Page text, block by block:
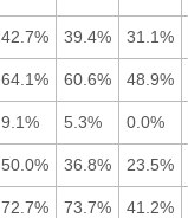
42.7% 39.4% 31.1%
64.1% 60.6% 48.9%
9.1% 5.3% 0.0%
50.0% 36.8% 23.5%
72.7% 73.7% 41.2%